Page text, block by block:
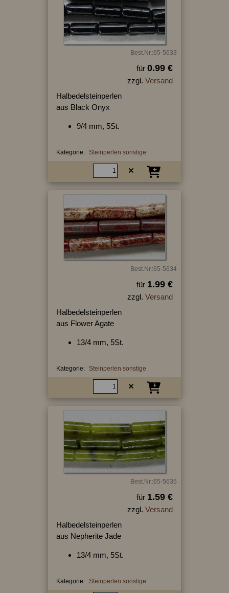
Best.Nr.:65-5633
für 0.99 €
zzgl. Versand
Halbedelsteinperlen
aus Black Onyx
9/4 mm, 5St.
Kategorie: Steinperlen sonstige
Best.Nr.:65-5634
für 1.99 €
zzgl. Versand
Halbedelsteinperlen
aus Flower Agate
13/4 mm, 5St.
Kategorie: Steinperlen sonstige
Best.Nr.:65-5635
für 1.59 €
zzgl. Versand
Halbedelsteinperlen
aus Nepherite Jade
13/4 mm, 5St.
Kategorie: Steinperlen sonstige